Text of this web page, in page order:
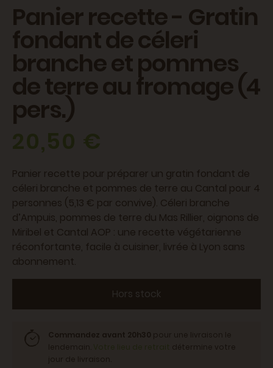
Panier recette - Gratin
fondant de céleri
branche et pommes
de terre au fromage (4
pers.)
20,50 €
Panier recette pour préparer un gratin fondant de
céleri branche et pommes de terre au Cantal pour 4
personnes (5,13 € par convive). Céleri branche
d’Ampuis, pommes de terre du Mas Rillier, oignons de
Miribel et Cantal AOP : une recette végétarienne
réconfortante, facile à cuisiner, livrée à Lyon sans
abonnement.
Hors stock